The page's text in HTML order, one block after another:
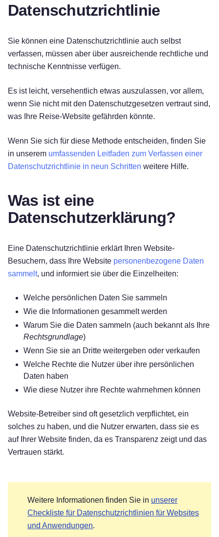
Datenschutzrichtlinie
Sie können eine Datenschutzrichtlinie auch selbst
verfassen, müssen aber über ausreichende rechtliche und
technische Kenntnisse verfügen.
Es ist leicht, versehentlich etwas auszulassen, vor allem,
wenn Sie nicht mit den Datenschutzgesetzen vertraut sind,
was Ihre Reise-Website gefährden könnte.
Wenn Sie sich für diese Methode entscheiden, finden Sie
in unserem umfassenden Leitfaden zum Verfassen einer
Datenschutzrichtlinie in neun Schritten weitere Hilfe.
Was ist eine
Datenschutzerklärung?
Eine Datenschutzrichtlinie erklärt Ihren Website-
Besuchern, dass Ihre Website personenbezogene Daten
sammelt, und informiert sie über die Einzelheiten:
Welche persönlichen Daten Sie sammeln
Wie die Informationen gesammelt werden
Warum Sie die Daten sammeln (auch bekannt als Ihre
Rechtsgrundlage)
Wenn Sie sie an Dritte weitergeben oder verkaufen
Welche Rechte die Nutzer über ihre persönlichen
Daten haben
Wie diese Nutzer ihre Rechte wahrnehmen können
Website-Betreiber sind oft gesetzlich verpflichtet, ein
solches zu haben, und die Nutzer erwarten, dass sie es
auf Ihrer Website finden, da es Transparenz zeigt und das
Vertrauen stärkt.
Weitere Informationen finden Sie in unserer
Checkliste für Datenschutzrichtlinien für Websites
und Anwendungen.